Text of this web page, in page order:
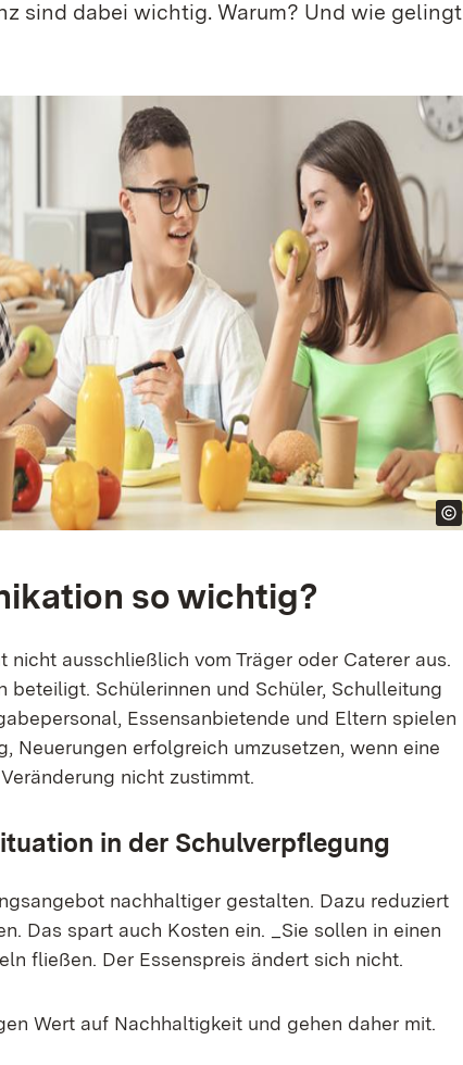
sind dabei wichtig. Warum? Und wie gelingt
so wichtig?
ausschließlich vom Träger oder Caterer aus.
beteiligt. Schülerinnen und Schüler, Schulleitung
Essensanbietende und Eltern spielen
Neuerungen erfolgreich umzusetzen, wenn eine
nicht zustimmt.
in der Schulverpflegung
nachhaltiger gestalten. Dazu reduziert
Das spart auch Kosten ein. _Sie sollen in einen
fließen. Der Essenspreis ändert sich nicht.
Wert auf Nachhaltigkeit und gehen daher mit.